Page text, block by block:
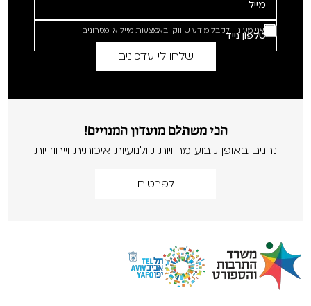
אני מעוניין לקבל מידע שיווקי באמצעות מייל או מסרונים
הכי משתלם מועדון המנויים!
נהנים באופן קבוע מחוויות קולנועיות איכותית וייחודיות
לפרטים